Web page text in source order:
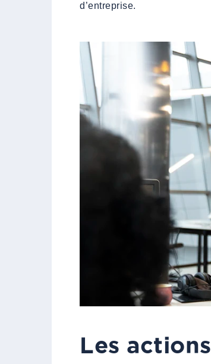
d’entreprise.
Les actions